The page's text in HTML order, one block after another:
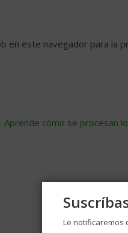
en este navegador para la
Aprende cómo se procesan
Le notificaremos